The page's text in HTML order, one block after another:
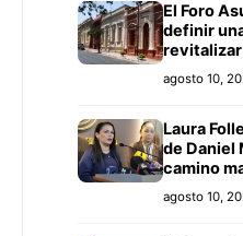
El Foro
definir
agosto 10,
Laura
de Daniel
camino
agosto 10,